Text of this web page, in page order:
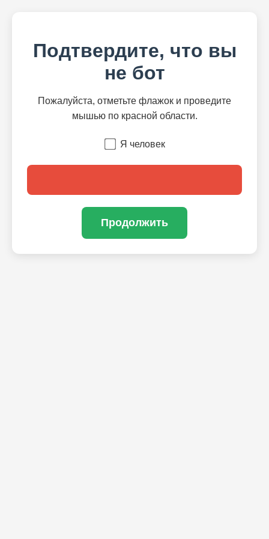
Подтвердите, что вы
не бот
Пожалуйста, отметьте флажок и проведите
мышью по красной области.
Я человек
Продолжить